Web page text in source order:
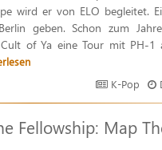
wird er von ELO begleitet.
geben. Schon zum
of Ya eine Tour mit PH-1
K-Pop
Fellowship: Map